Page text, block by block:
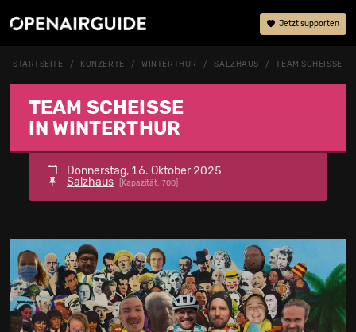
Jetzt supporten
STARTSEITE KONZERTE WINTERTHUR SALZHAUS TEAM SCHEISSE
TEAM SCHEISSE
IN WINTERTHUR
Donnerstag, 16. Oktober 2025
Salzhaus
[Kapazität: 700]